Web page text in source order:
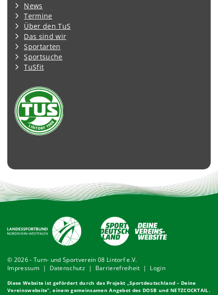
News
Termine
Über den TuS
Das sind wir
Sportarten
Sportsuche
TuSfit
© 2026 - Turn- und Sportverein 08 Lintorf e.V.
Impressum| Datenschutz | Barrierefreiheit | Login
Diese Website ist gefördert durch das Projekt „Sportdeutschland – Deine
Vereinswebsite”, einem gemeinsamen Angebot des DOSB und NETZCOCKTAIL.